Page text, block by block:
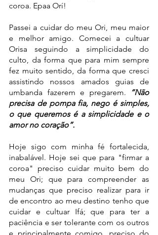
coroa. Epaa Orí!
Passei a cuidar do meu Ori, meu maior
e melhor amigo. Comecei a cultuar
Orisa seguindo a simplicidade do
culto, da forma que para mim sempre
fez muito sentido, da forma que cresci
assistindo nossos amados guias de
umbanda fazerem e pregarem.
“Não
precisa de pompa fia, nego é simples,
o que queremos é a simplicidade e o
amor no coração”.
Hoje sigo com minha fé fortalecida,
inabalável. Hoje sei que para "firmar a
coroa" preciso cuidar muito bem do
meu Ori; que para compreender as
mudanças que preciso realizar para ir
de encontro ao meu destino tenho que
cuidar e cultuar Ifá; que para ter a
paciência e ser tolerante com os outros